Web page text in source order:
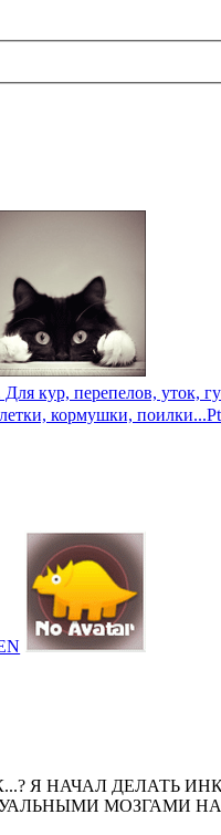
кур, перепелов, уток,
кормушки, поилки...
Я НАЧАЛ ДЕЛАТЬ
МОЗГАМИ НА БАЗЕ